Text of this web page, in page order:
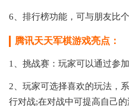
6、排行榜功能，可与朋友比
腾讯天天军棋游戏亮点：
1、挑战赛：玩家可以通过参
2、玩家可选择喜欢的玩法，
行对战;在对战中可提高自己的